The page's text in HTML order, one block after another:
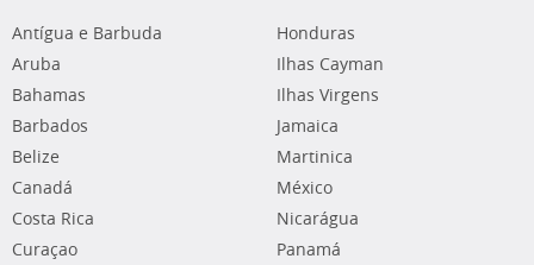
Antígua e Barbuda
Aruba
Bahamas
Barbados
Belize
Canadá
Costa Rica
Curaçao
Honduras
Ilhas Cayman
Ilhas Virgens
Jamaica
Martinica
México
Nicarágua
Panamá